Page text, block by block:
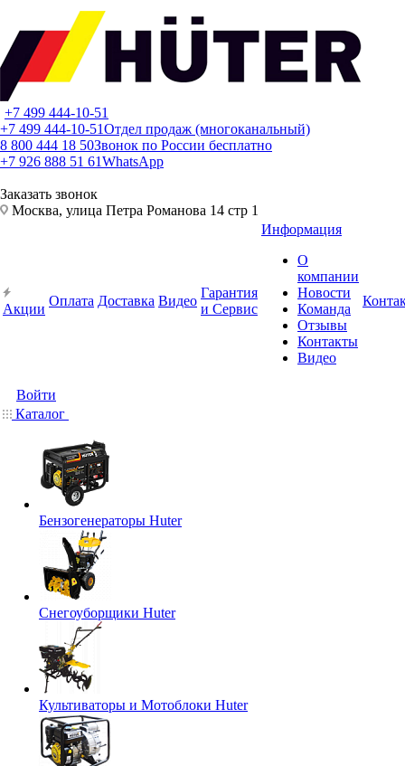
+7 499 444-10-51
+7 499 444-10-51Отдел продаж (многоканальный)
8 800 444 18 50Звонок по России бесплатно
+7 926 888 51 61WhatsApp
Заказать звонок
Москва, улица Петра Романова 14 стр 1
Акции
Оплата Доставка Видео
Гарантия
и Сервис
Информация
О
компании
Новости
Команда
Отзывы
Контакты
Видео
Войти
Каталог
Бензогенераторы Huter
Снегоуборщики Huter
Культиваторы и Мотоблоки Huter